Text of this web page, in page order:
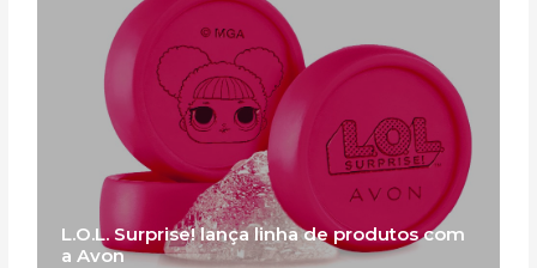
L.O.L. Surprise! lança linha de produtos com
a Avon